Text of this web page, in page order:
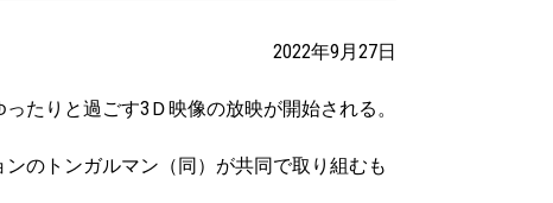
2022年9月27日
たりと過ごす3Ｄ映像の放映が開始される。
のトンガルマン（同）が共同で取り組むも